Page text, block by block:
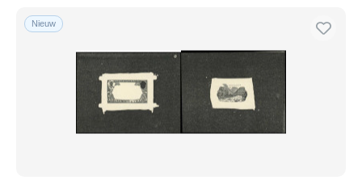
Nieuw